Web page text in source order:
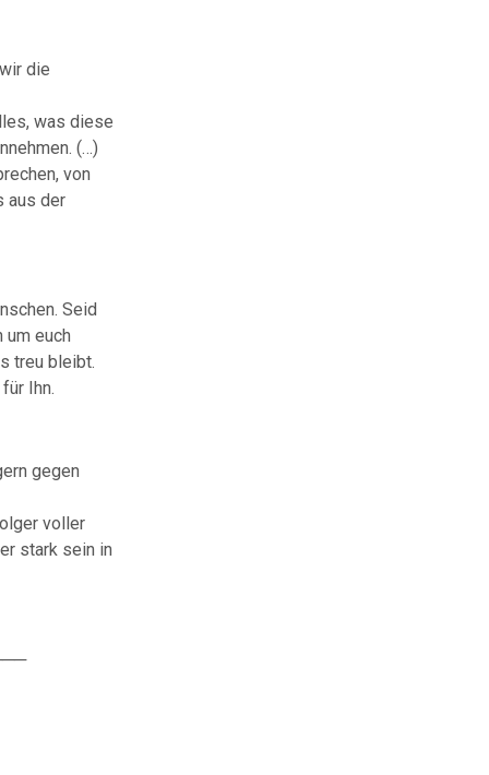
die
was diese
(…)
von
aus der
Seid
euch
treu bleibt.
Ihn.
gegen
voller
stark sein in